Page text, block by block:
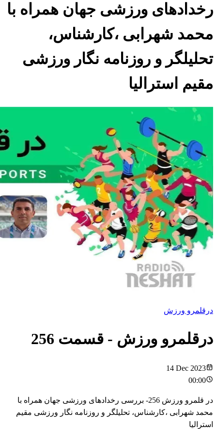
رخدادهای ورزشی جهان همراه با
محمد شهرابی ،کارشناس،
تحلیلگر و روزنامه نگار ورزشی
مقیم استرالیا
درقلمرو ورزش
درقلمرو ورزش - قسمت 256
14 Dec 2023
00:00
در قلمرو ورزش 256- بررسی رخدادهای ورزشی جهان همراه با
محمد شهرابی ،کارشناس، تحلیلگر و روزنامه نگار ورزشی مقیم
استرالیا